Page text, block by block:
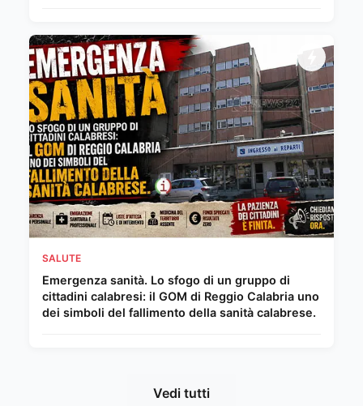
SALUTE
Emergenza sanità. Lo sfogo di un gruppo di
cittadini calabresi: il GOM di Reggio Calabria uno
dei simboli del fallimento della sanità calabrese.
Vedi tutti